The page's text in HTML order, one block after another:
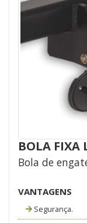
BOLA FIXA
Bola de
VANTAGENS
Segurança.